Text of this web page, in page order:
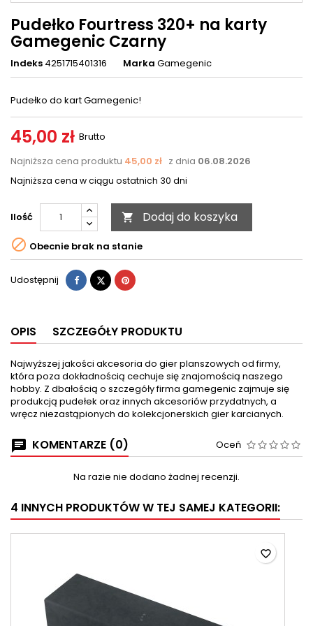
Pudełko Fourtress 320+ na karty
Gamegenic Czarny
Indeks 4251715401316 Marka Gamegenic
Pudełko do kart Gamegenic!
45,00 zł Brutto
Najniższa cena produktu 45,00 zł z dnia 06.08.2026
Najniższa cena w ciągu ostatnich 30 dni
Ilość  Dodaj do koszyka
 Obecnie brak na stanie
Udostępnij Udostępnij
TweetujPinterest
OPIS SZCZEGÓŁY PRODUKTU
Najwyższej jakości akcesoria do gier planszowych od firmy,
która poza dokładnością cechuje się znajomością naszego
hobby. Z dbałością o szczegóły firma gamegenic zajmuje się
produkcją pudełek oraz innych akcesoriów przydatnych, a
wręcz niezastąpionych do kolekcjonerskich gier karcianych.
KOMENTARZE (0) Oceń
Na razie nie dodano żadnej recenzji.
4 INNYCH PRODUKTÓW W TEJ SAMEJ KATEGORII:
favorite_border